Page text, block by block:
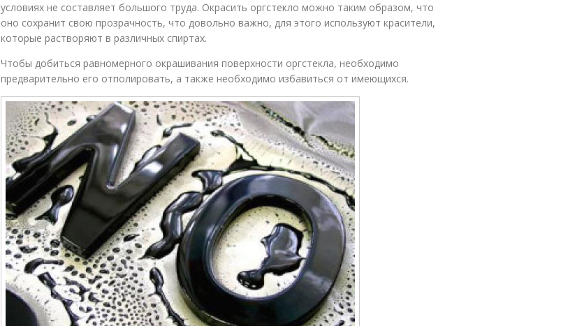
условиях не составляет большого труда. Окрасить оргстекло можно таким образом, что
оно сохранит свою прозрачность, что довольно важно, для этого используют красители,
которые растворяют в различных спиртах.
Чтобы добиться равномерного окрашивания поверхности оргстекла, необходимо
предварительно его отполировать, а также необходимо избавиться от имеющихся.